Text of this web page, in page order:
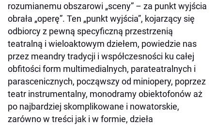
rozumianemu obszarowi „sceny” – za punkt wyjścia
obrała „operę”. Ten „punkt wyjścia”, kojarzący się
odbiorcy z pewną specyficzną przestrzenią
teatralną i wieloaktowym dziełem, powiedzie nas
przez meandry tradycji i współczesności ku całej
obfitości form multimedialnych, parateatralnych i
parascenicznych, począwszy od miniopery, poprzez
teatr instrumentalny, monodramy obiektofonów aż
po najbardziej skomplikowane i nowatorskie,
zarówno w treści jak i w formie, dzieła